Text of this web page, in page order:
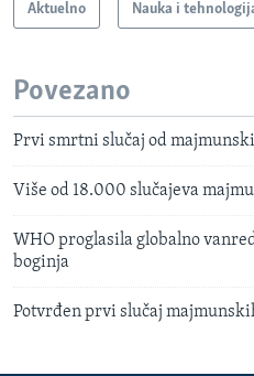
Aktuelno Nauka i
Povezano
Prvi smrtni slučaj od
Više od 18.000 slučajeva
WHO proglasila globalno
boginja
Potvrđen prvi slučaj